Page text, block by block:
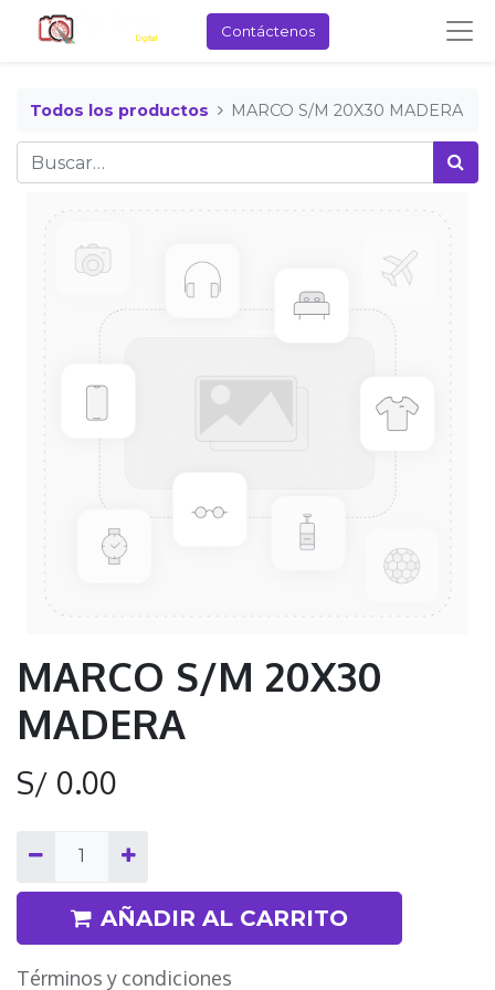
Contáctenos
Todos los productos MARCO S/M 20X30 MADERA
MARCO S/M 20X30
MADERA
S/ 0.00
AÑADIR AL CARRITO
Términos y condiciones